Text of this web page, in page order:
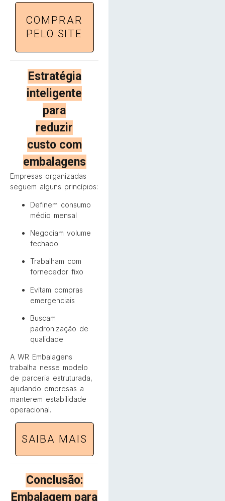
COMPRAR
PELO SITE
Estratégia
inteligente
para
reduzir
custo com
embalagens
Empresas organizadas
seguem alguns princípios:
Definem consumo
médio mensal
Negociam volume
fechado
Trabalham com
fornecedor fixo
Evitam compras
emergenciais
Buscam
padronização de
qualidade
A WR Embalagens
trabalha nesse modelo
de parceria estruturada,
ajudando empresas a
manterem estabilidade
operacional.
SAIBA MAIS
Conclusão:
Embalagem para